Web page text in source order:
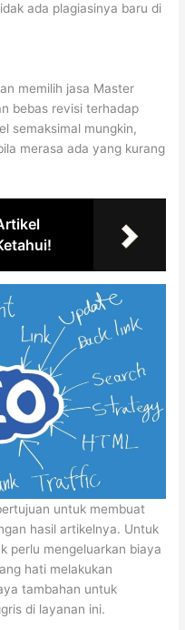
ada plagiasinya baru di
memilih jasa Master
bebas revisi terhadap
semaksimal mungkin,
merasa ada yang kurang
untuk membuat
hasil artikelnya. Untuk
perlu mengeluarkan biaya
hati melakukan
tambahan untuk
di layanan ini.